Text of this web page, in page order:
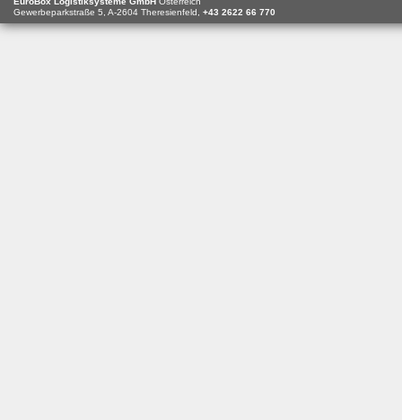
Gewerbeparkstraße 5, A-2604 Theresienfeld, +43 2622 66 770